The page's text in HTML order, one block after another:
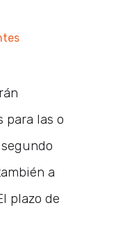
para las o
a
plazo de